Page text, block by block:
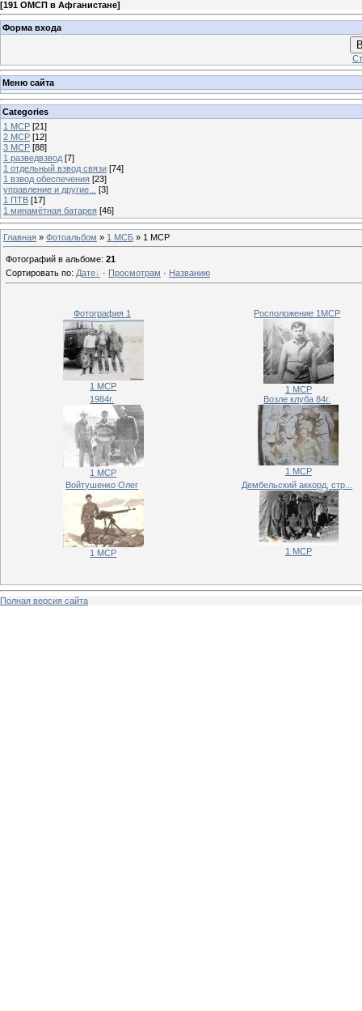
[191 ОМСП в Афганистане]
Форма входа
Меню сайта
Categories
1 МСР [21]
2 МСР [12]
3 МСР [88]
1 разведвзвод [7]
1 отдельный взвод связи [74]
1 взвод обеспечения [23]
управление и другие...
[3]
1 ПТВ [17]
1 минамётная батарея [46]
Главная » Фотоальбом » 1 МСБ » 1 МСР
Фотографий в альбоме: 21
Сортировать по: Дате · Просмотрам · Названию
Фотография 1
1 МСР
Росположение 1МСР
1 МСР
1984г.
1 МСР
Возле клуба 84г.
1 МСР
Войтушенко Олег
1 МСР
Дембельский аккорд, стр...
1 МСР
Полная версия сайта